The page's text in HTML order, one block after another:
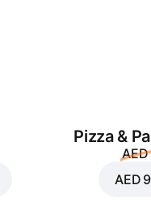
Pizza &
AED
AED